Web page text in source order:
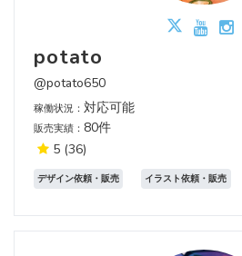
potato
@potato650
稼働状況： 対応可能
販売実績： 80件
5 (36)
デザイン依頼・販売 イラスト依頼・販売